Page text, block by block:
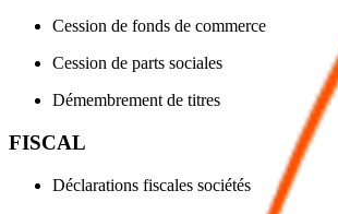
Cession de fonds de commerce
Cession de parts sociales
Démembrement de titres
FISCAL
Déclarations fiscales sociétés